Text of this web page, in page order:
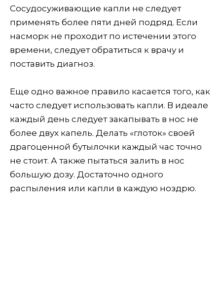
Сосудосуживающие капли не следует
применять более пяти дней подряд. Если
насморк не проходит по истечении этого
времени, следует обратиться к врачу и
поставить диагноз.
Еще одно важное правило касается того, как
часто следует использовать капли. В идеале
каждый день следует закапывать в нос не
более двух капель. Делать «глоток» своей
драгоценной бутылочки каждый час точно
не стоит. А также пытаться залить в нос
большую дозу. Достаточно одного
распыления или капли в каждую ноздрю.